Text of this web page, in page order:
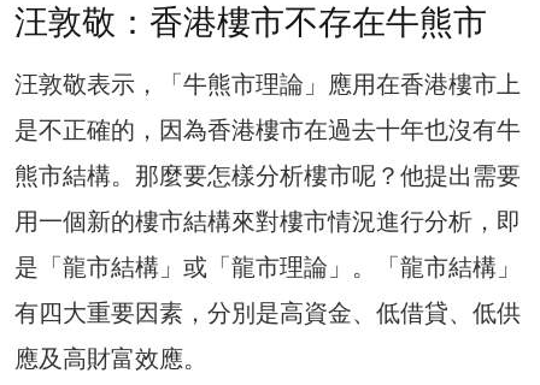
汪敦敬：香港樓市不存在牛熊市
汪敦敬表示，「牛熊市理論」應用在香港樓市上
是不正確的，因為香港樓市在過去十年也沒有牛
熊市結構。那麼要怎樣分析樓市呢？他提出需要
用一個新的樓市結構來對樓市情況進行分析，即
是「龍市結構」或「龍市理論」。「龍市結構」
有四大重要因素，分別是高資金、低借貸、低供
應及高財富效應。